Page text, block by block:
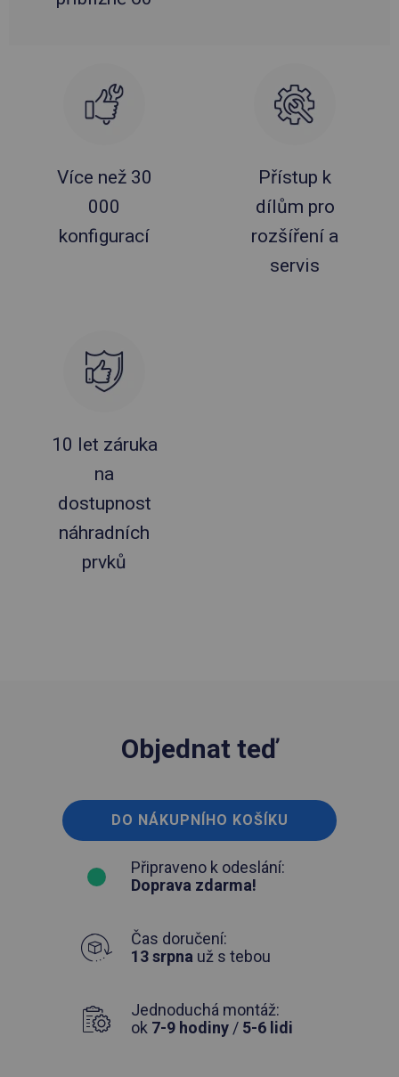
Více než 30
000
konfigurací
Přístup k
dílům pro
rozšíření a
servis
10 let záruka
na
dostupnost
náhradních
prvků
Objednat teď
DO NÁKUPNÍHO KOŠÍKU
Připraveno k odeslání:
Doprava zdarma!
Čas doručení:
13 srpna už s tebou
Jednoduchá montáž:
ok 7-9 hodiny / 5-6 lidi